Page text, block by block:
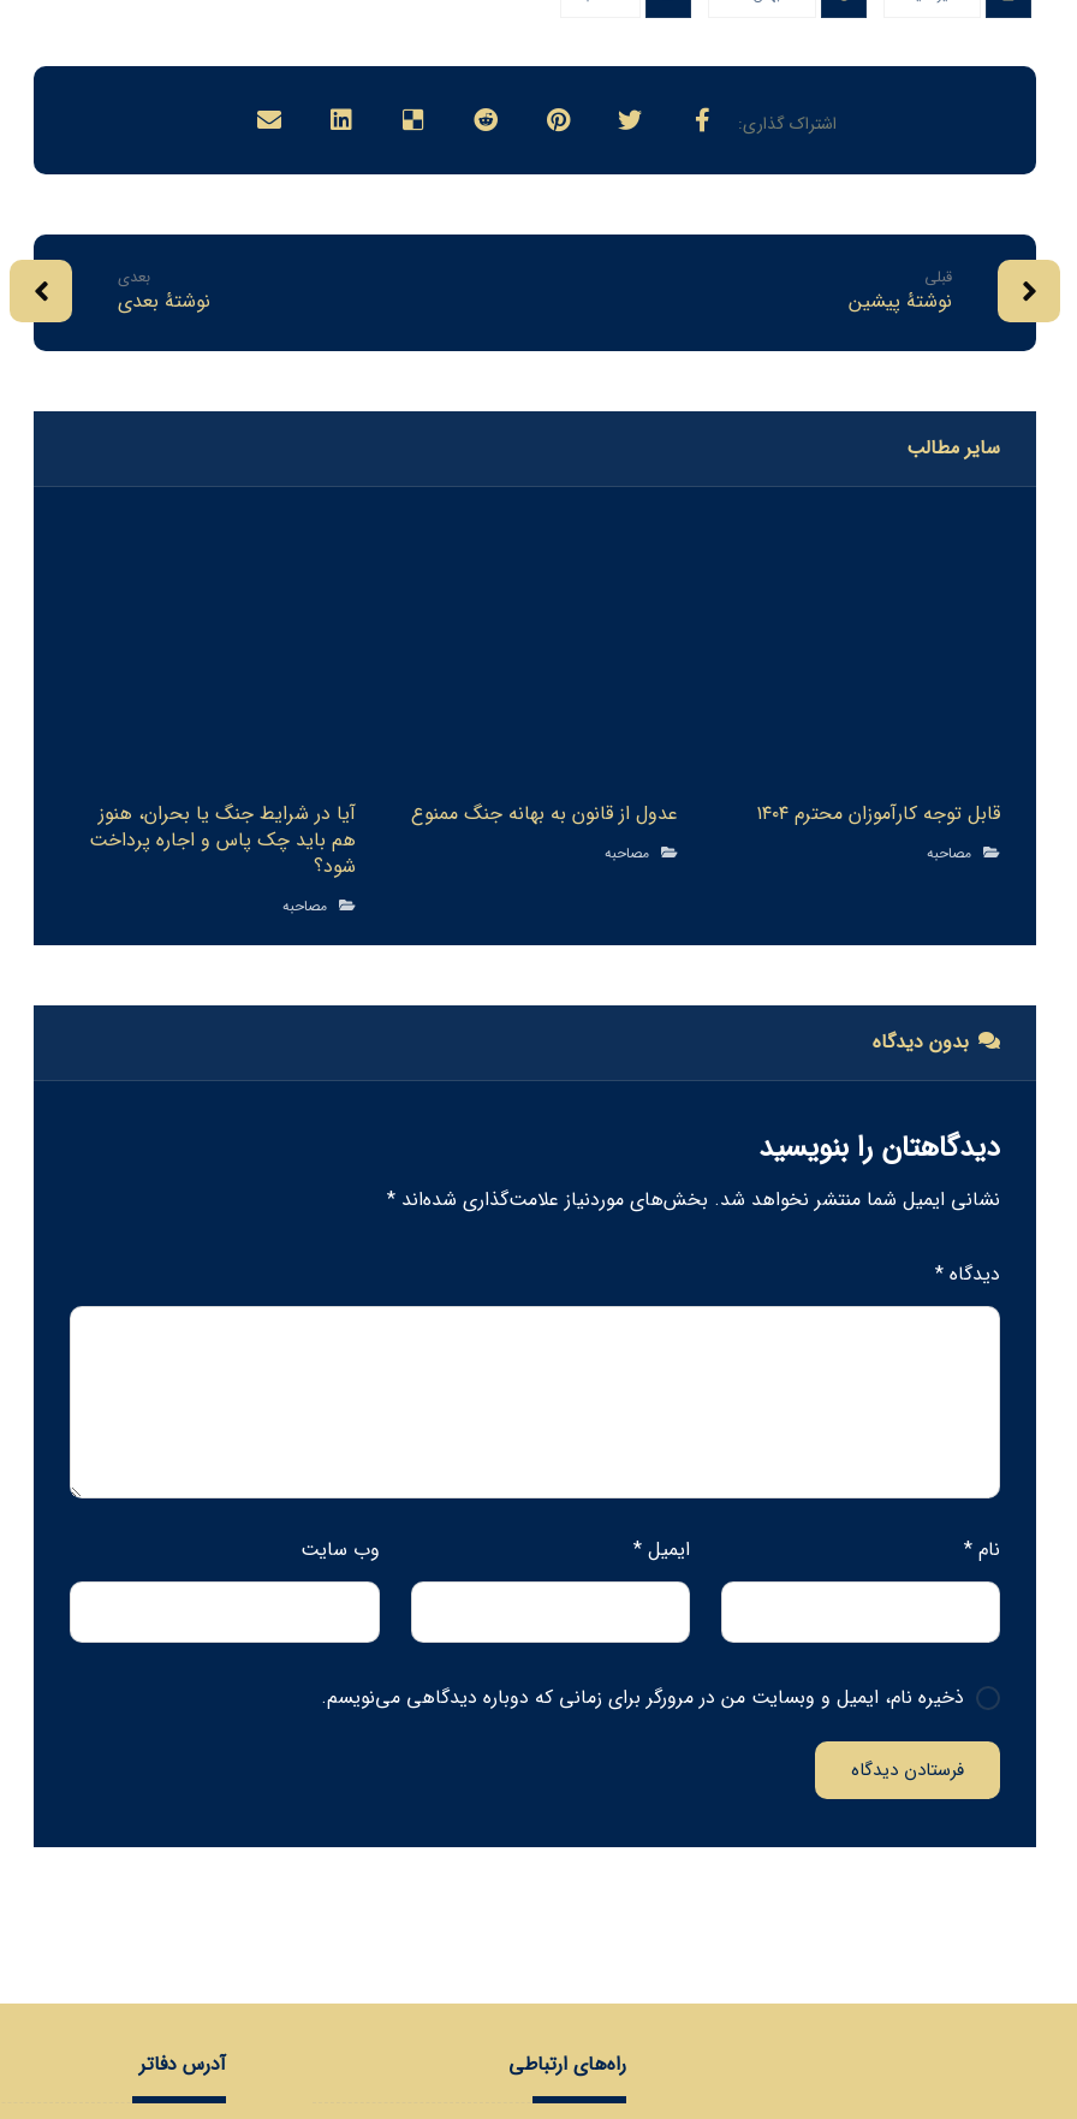
قبلی
نوشتهٔ پیشین
بعدی
نوشتهٔ بعدی
سایر مطالب
قابل توجه كارآموزان محترم ١٤٠٤
مصاحبه
عدول از قانون به بهانه جنگ ممنوع
مصاحبه
آیا در شرایط جنگ یا بحران، هنوز
هم باید چک پاس و اجاره پرداخت
شود‏؟
مصاحبه
بدون دیدگاه
دیدگاهتان را بنویسید
نشانی ایمیل شما منتشر نخواهد شد. بخش‌های موردنیاز علامت‌گذاری شده‌اند *
دیدگاه *
نام * ایمیل * وب‌ سایت
ذخیره نام، ایمیل و وبسایت من در مرورگر برای زمانی که دوباره دیدگاهی می‌نویسم.
فرستادن دیدگاه
راه‌های ارتباطی آدرس دفاتر